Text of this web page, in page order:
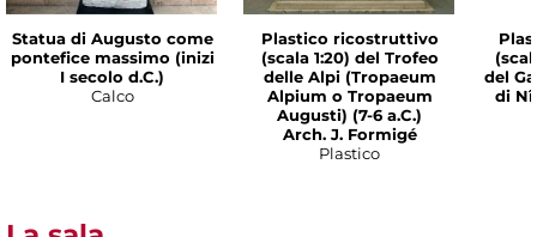
Statua di Augusto come
pontefice massimo (inizi
I secolo d.C.)
Calco
Plastico ricostruttivo
(scala 1:20) del Trofeo
delle Alpi (Tropaeum
Alpium o Tropaeum
Augusti) (7-6 a.C.)
Arch. J. Formigé
Plastico
del
di